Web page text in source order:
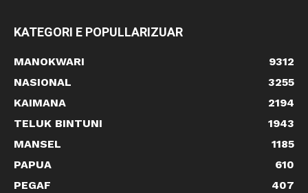
KATEGORI E POPULLARIZUAR
MANOKWARI
9312
NASIONAL
3255
KAIMANA
2194
TELUK BINTUNI
1943
MANSEL
1185
PAPUA
610
PEGAF
407